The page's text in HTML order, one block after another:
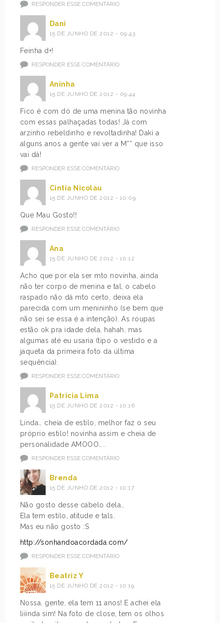
RESPONDER ESSE COMENTÁRIO
Dani
15 DE JUNHO DE 2012 - 09:43
Feinha d+!
RESPONDER ESSE COMENTÁRIO
Aninha
15 DE JUNHO DE 2012 - 09:44
Fico é com dó de uma menina tão novinha
com essas palhaçadas todas! Já com
arzinho rebeldinho e revoltadinha! Daki a
alguns anos a gente vai ver a M** que isso
vai dá!
RESPONDER ESSE COMENTÁRIO
Cintia Nicolau
15 DE JUNHO DE 2012 - 10:09
Que Mau Gosto!!
RESPONDER ESSE COMENTÁRIO
Ana
15 DE JUNHO DE 2012 - 10:12
Acho que por ela ser mto novinha, ainda
não ter corpo de menina e tal, o cabelo
raspado não dá mto certo, deixa ela
parecida com um menininho (se bem que
não sei se essa é a intenção). As roupas
estão ok pra idade dela, hahah, mas
algumas até eu usaria (tipo o vestido e a
jaqueta da primeira foto da última
sequência).
RESPONDER ESSE COMENTÁRIO
Patricia Lima
15 DE JUNHO DE 2012 - 10:16
Linda… cheia de estilo, melhor faz o seu
próprio estilo! novinha assim e cheia de
personalidade AMOOO…..
RESPONDER ESSE COMENTÁRIO
Brenda
15 DE JUNHO DE 2012 - 10:17
Não gosto desse cabelo dela…
Ela tem estilo, atitude e tals.
Mas eu não gosto :S
http://sonhandoacordada.com/
RESPONDER ESSE COMENTÁRIO
Beatriz Y
15 DE JUNHO DE 2012 - 10:19
Nossa, gente, ela tem 11 anos! E achei ela
liiinda sim! Na foto de close, tem os olhos